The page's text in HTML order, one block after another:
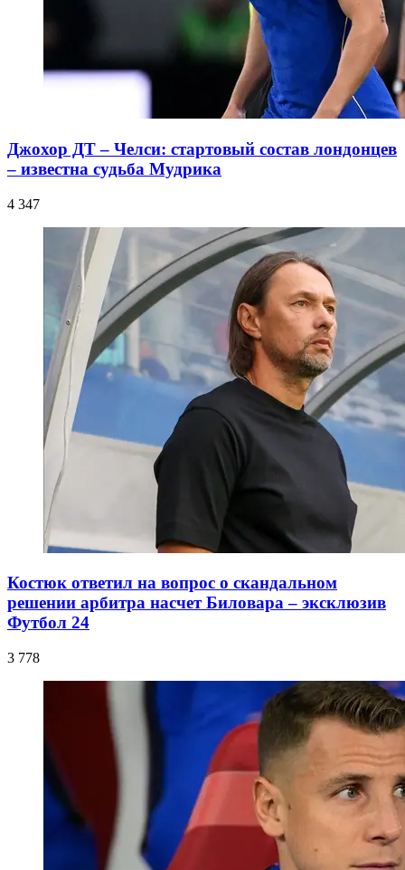
Джохор ДТ – Челси: стартовый состав лондонцев
– известна судьба Мудрика
4 347
Костюк ответил на вопрос о скандальном
решении арбитра насчет Биловара – эксклюзив
Футбол 24
3 778